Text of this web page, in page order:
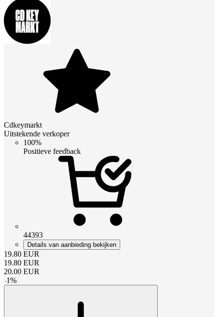
Cdkeymarkt
Uitstekende verkoper
100%
Positieve feedback
44393
Details van aanbieding bekijken
19.80 EUR
19.80 EUR
20.00 EUR
-1%